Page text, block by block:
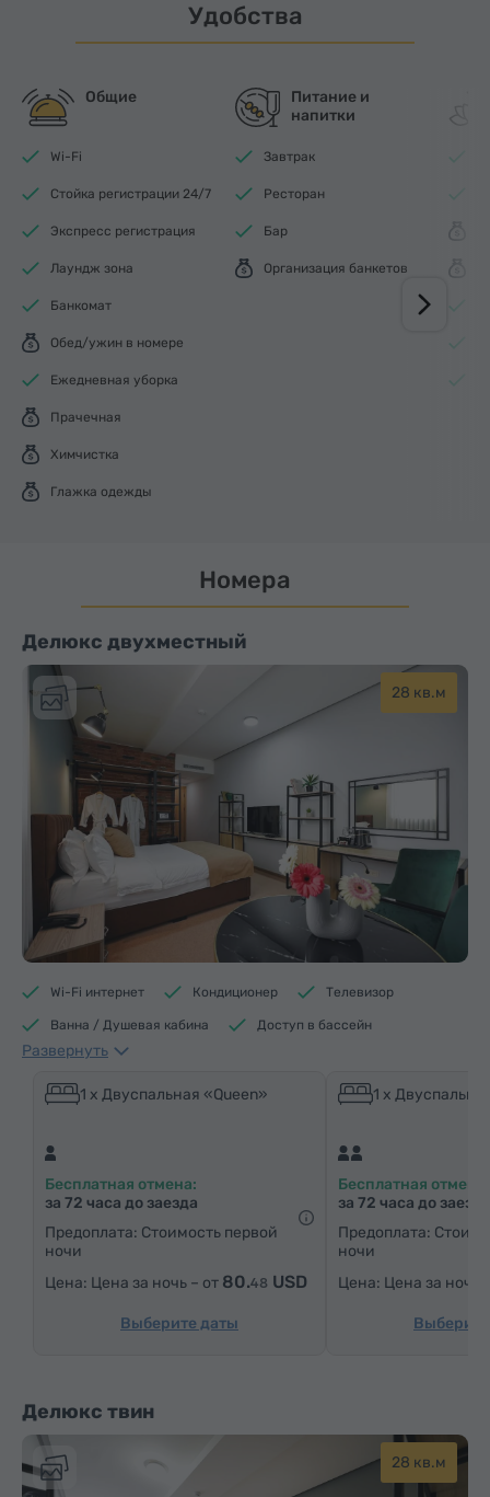
Удобства
Общие
Wi-Fi
Стойка регистрации 24/7
Экспресс регистрация
Лаундж зона
Банкомат
Обед/ужин в номере
Ежедневная уборка
Прачечная
Химчистка
Глажка одежды
Питание и
напитки
Завтрак
Ресторан
Бар
Организация банкетов
Делюкс двухместный
28 кв.м
Wi-Fi интернет Кондиционер Телевизор
Ванна / Душевая кабина Доступ в бассейн
Доступ в фитнес центр
Кофеварка/Чайник Электрический чайник
Халат Отопление
Шкаф/Гардероб Стул
Услуга «звонок-будильник»
Кабельные телеканалы Ковровые полы
Бутилировання вода Чай/Кофе
Утюг с гладильной доской (по запросу)
Развернуть
1 x Двуспальная «Queen»
Бесплатная отмена:
за 72 часа до заезда
Предоплата: Стоимость первой
ночи
Цена за ночь – от 80.48 USD
Выберите даты
1 x
Бесплатная отмена:
за 72 часа до заезда
Предоплата:
ночи
Цена за ночь
Делюкс твин
28 кв.м
Номера